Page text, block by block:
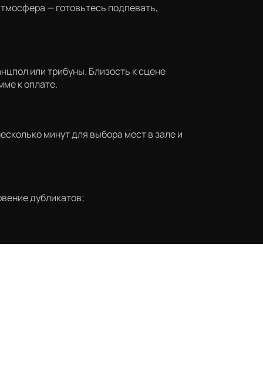
— готовьтесь подпевать,
или трибуны. Близость к сцене
к оплате.
минут для выбора мест в зале и
дубликатов;